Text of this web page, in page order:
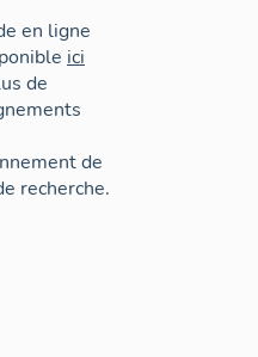
en ligne
ici
de
de
recherche.